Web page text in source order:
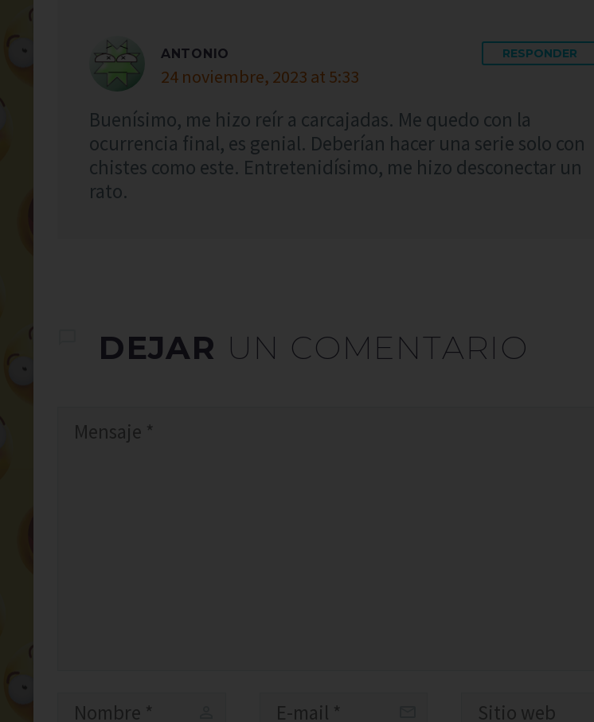
ANTONIO
24 noviembre, 2023 at 5:33
RESPONDER
Buenísimo, me hizo reír a carcajadas. Me quedo con la
ocurrencia final, es genial. Deberían hacer una serie solo con
chistes como este. Entretenidísimo, me hizo desconectar un
rato.
DEJAR UN COMENTARIO